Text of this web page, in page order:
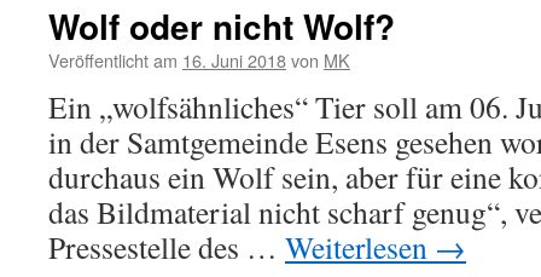
Wolf oder nicht Wolf?
Veröffentlicht am 16. Juni 2018von MK
Ein „wolfsähnliches“ Tier soll am 06.
in der Samtgemeinde Esens gesehen
durchaus ein Wolf sein, aber für eine
das Bildmaterial nicht scharf genug“,
Pressestelle des … Weiterlesen →